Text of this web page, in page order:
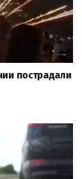
пострадали